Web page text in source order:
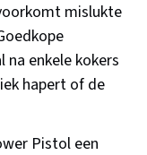
mislukte
na enkele kokers
hapert of de
Pistol een